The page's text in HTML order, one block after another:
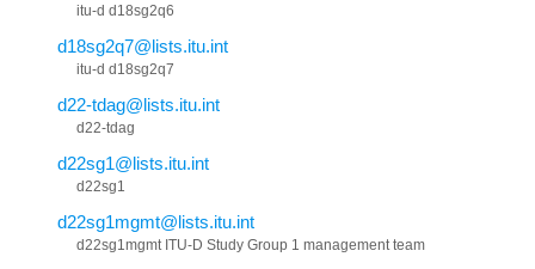
itu-d d18sg2q6
d18sg2q7@lists.itu.int
itu-d d18sg2q7
d22-tdag@lists.itu.int
d22-tdag
d22sg1@lists.itu.int
d22sg1
d22sg1mgmt@lists.itu.int
d22sg1mgmt ITU-D Study Group 1 management team